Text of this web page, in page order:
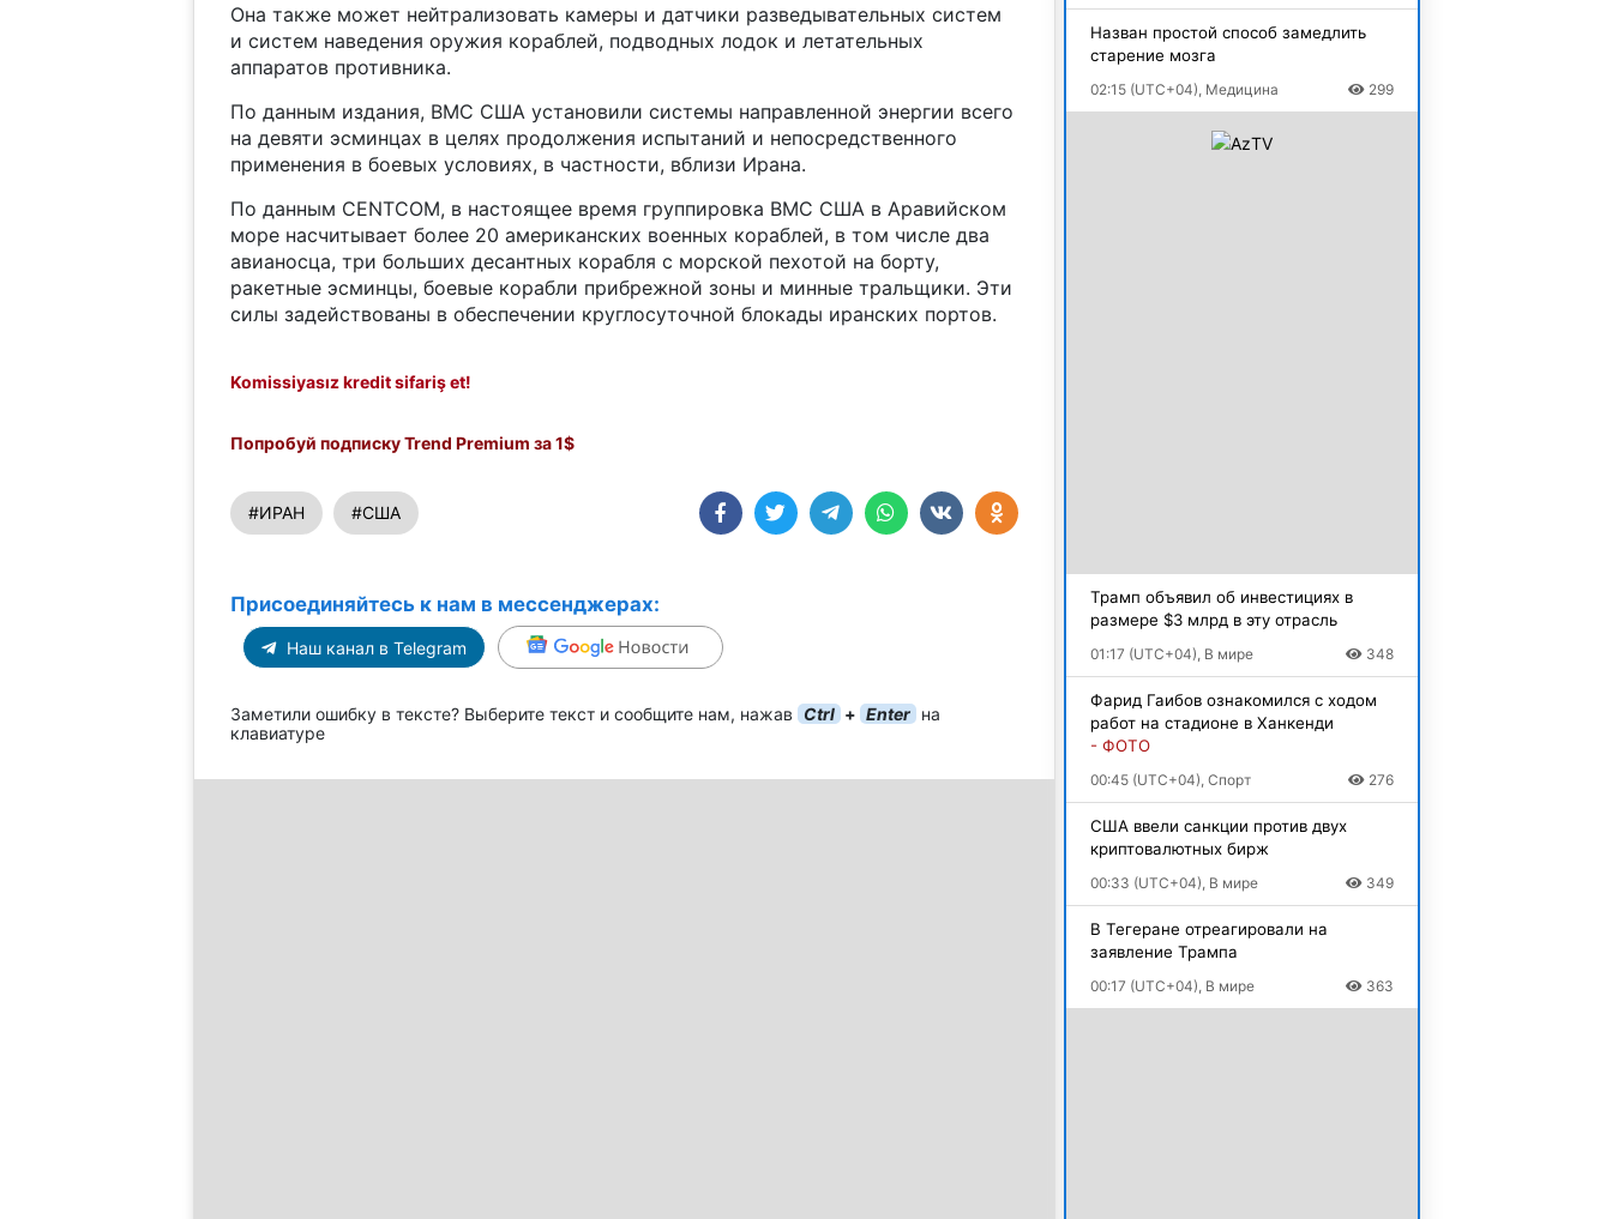
Она также может нейтрализовать камеры и датчики разведывательных систем
и систем наведения оружия кораблей, подводных лодок и летательных
аппаратов противника.
По данным издания, ВМС США установили системы направленной энергии всего
на девяти эсминцах в целях продолжения испытаний и непосредственного
применения в боевых условиях, в частности, вблизи Ирана.
По данным CENTCOM, в настоящее время группировка ВМС США в Аравийском
море насчитывает более 20 американских военных кораблей, в том числе два
авианосца, три больших десантных корабля с морской пехотой на борту,
ракетные эсминцы, боевые корабли прибрежной зоны и минные тральщики. Эти
силы задействованы в обеспечении круглосуточной блокады иранских портов.
Komissiyasız kredit sifariş et!
Попробуй подписку Trend Premium за 1$
#ИРАН #США
Присоединяйтесь к нам в мессенджерах:
Наш канал в Telegram
Заметили ошибку в тексте? Выберите текст и сообщите нам, нажав Ctrl + Enter на
клавиатуре
Назван простой способ замедлить
старение мозга
02:15 (UTC+04), Медицина 299
Трамп объявил об инвестициях в
размере $3 млрд в эту отрасль
01:17 (UTC+04), В мире 348
Фарид Гаибов ознакомился с ходом
работ на стадионе в Ханкенди
- ФОТО
00:45 (UTC+04), Спорт 276
США ввели санкции против двух
криптовалютных бирж
00:33 (UTC+04), В мире 349
В Тегеране отреагировали на
заявление Трампа
00:17 (UTC+04), В мире 363